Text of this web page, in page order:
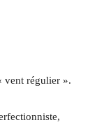
vent régulier ».